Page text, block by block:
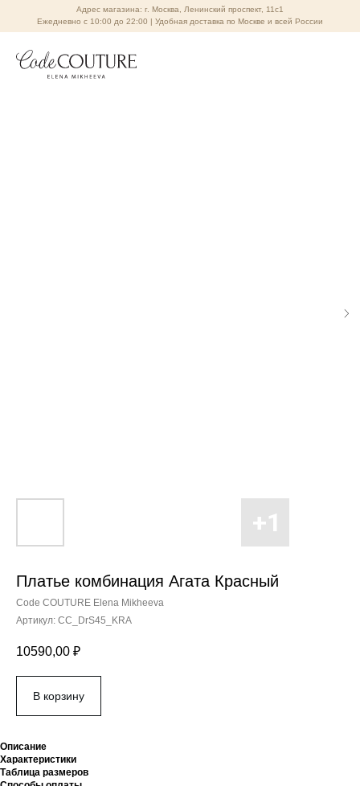
Адрес магазина: г. Москва, Ленинский проспект, 11с1
Ежедневно с 10:00 до 22:00 | Удобная доставка по Москве и всей России
Платье комбинация Агата Красный
Code COUTURE Elena Mikheeva
Артикул: CC_DrS45_KRA
10590,00 ₽
В корзину
Описание
Характеристики
Таблица размеров